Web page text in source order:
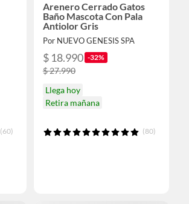
(60)
Arenero Cerrado Gatos
Baño Mascota Con Pala
Antiolor Gris
Por NUEVO GENESIS SPA
$ 18.990 -32%
$ 27.990
Llega hoy
Retira mañana
(80)